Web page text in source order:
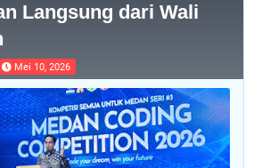
Langsung dari Wali
Mei 10, 2026